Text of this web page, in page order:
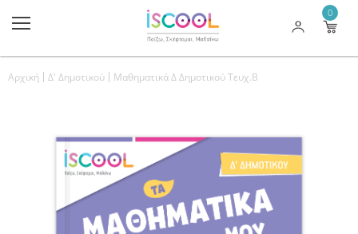
0
Αρχική Δ' Δημοτικού Μαθηματικά Δ Δημοτικού Τευχ.Β